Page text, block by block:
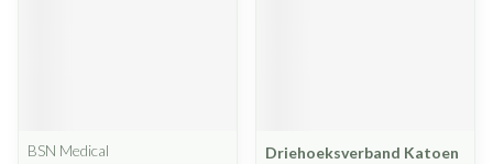
BSN Medical
Driehoeksverband Katoen